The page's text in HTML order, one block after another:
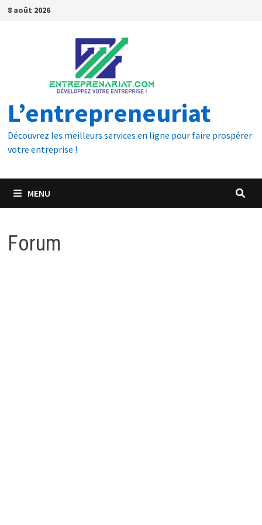
8 août 2026
L’entrepreneuriat
Découvrez les meilleurs services en ligne pour faire prospérer
votre entreprise !
MENU
Forum